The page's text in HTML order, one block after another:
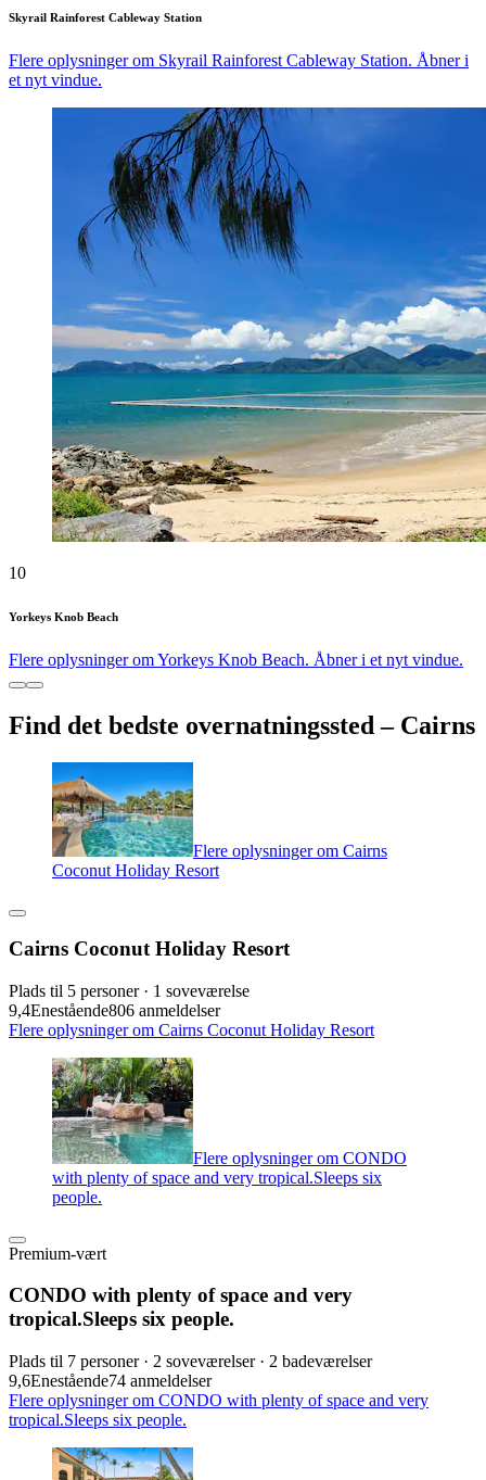
Skyrail Rainforest Cableway Station
Flere oplysninger om Skyrail Rainforest Cableway Station. Åbner i
et nyt vindue.
10
Yorkeys Knob Beach
Flere oplysninger om Yorkeys Knob Beach. Åbner i et nyt vindue.
Find det bedste overnatningssted – Cairns
Flere oplysninger om Cairns
Coconut Holiday Resort
Cairns Coconut Holiday Resort
Plads til 5 personer · 1 soveværelse
9,4Enestående806 anmeldelser
Flere oplysninger om Cairns Coconut Holiday Resort
Flere oplysninger om CONDO
with plenty of space and very tropical.Sleeps six
people.
Premium-vært
CONDO with plenty of space and very
tropical.Sleeps six people.
Plads til 7 personer · 2 soveværelser · 2 badeværelser
9,6Enestående74 anmeldelser
Flere oplysninger om CONDO with plenty of space and very
tropical.Sleeps six people.